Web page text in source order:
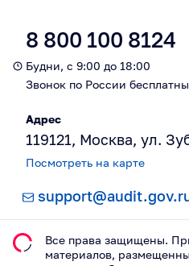
8 800 100 8124
Будни, с 9:00 до 18:00
Звонок по России
Адрес
119121, Москва, ул.
Посмотреть на карте
Все права защищены.
материалов,